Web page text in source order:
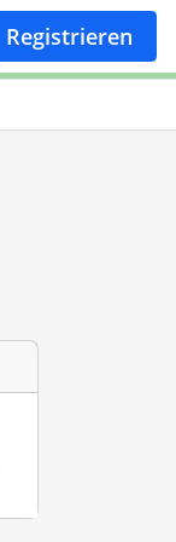
Registrieren